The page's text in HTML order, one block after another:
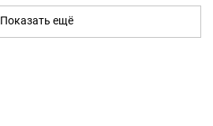
Показать ещё